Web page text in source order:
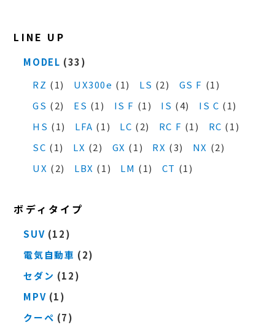
LINE UP
MODEL (33)
RZ (1) UX300e (1) LS (2) GS F (1)
GS (2) ES (1) IS F (1) IS (4) IS C (1)
HS (1) LFA (1) LC (2) RC F (1) RC (1)
SC (1) LX (2) GX (1) RX (3) NX (2)
UX (2) LBX (1) LM (1) CT (1)
ボディタイプ
SUV (12)
電気自動車 (2)
セダン (12)
MPV (1)
クーペ (7)